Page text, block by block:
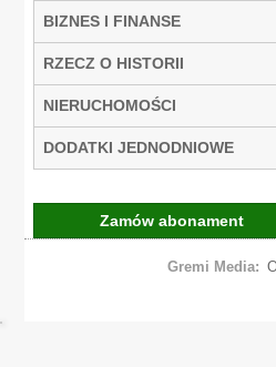
BIZNES I FINANSE
RZECZ O HISTORII
NIERUCHOMOŚCI
DODATKI JEDNODNIOWE
Zamów abonament
Gremi Media: